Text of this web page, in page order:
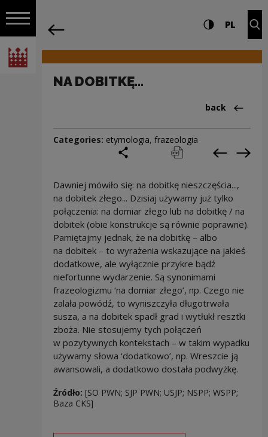
Open navigation
National Centre for Culture Poland
Navigation Settings and search
High contrast
PL
NA DOBITKĘ...
Back
back
Categories: etymologia, frazeologia
print pobierz Previous
Dawniej mówiło się: na dobitkę nieszczęścia...,
na dobitek złego... Dzisiaj używamy już tylko
połączenia: na domiar złego lub na dobitkę / na
dobitek (obie konstrukcje są równie poprawne).
Pamiętajmy jednak, że na dobitkę – albo
na dobitek – to wyrażenia wskazujące na jakieś
dodatkowe, ale wyłącznie przykre bądź
niefortunne wydarzenie. Są synonimami
frazeologizmu ‘na domiar złego’, np. Czego nie
zalała powódź, to wyniszczyła długotrwała
susza, a na dobitek spadł grad i wytłukł resztki
zboża. Nie stosujemy tych połączeń
w pozytywnych kontekstach – w takim wypadku
używamy słowa ‘dodatkowo’, np. Wreszcie ją
awansowali, a dodatkowo dostała podwyżkę.
Źródło: [SO PWN; SJP PWN; USJP; NSPP; WSPP;
Baza CKS]